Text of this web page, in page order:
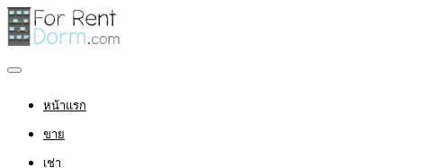
หน้าแรก
ขาย
เช่า